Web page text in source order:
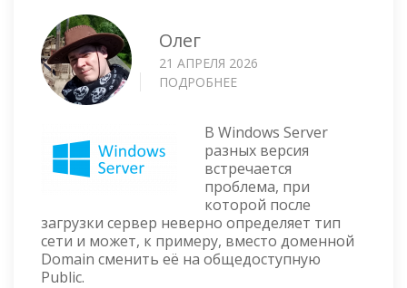
Олег
21 АПРЕЛЯ 2026
ПОДРОБНЕЕ
—
САМОСТОЯТЕЛЬНАЯ
СМЕНА
ТИПА
СЕТИ
В Windows Server
разных версия
встречается
проблема, при
которой после
загрузки сервер неверно определяет тип
сети и может, к примеру, вместо доменной
Domain сменить её на общедоступную
Public.